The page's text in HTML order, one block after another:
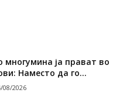
ја прават во
Наместо да го...
08/2026